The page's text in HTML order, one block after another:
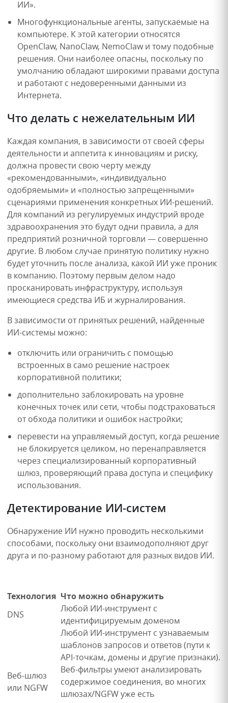
ИИ».
Многофункциональные агенты, запускаемые на
компьютере. К этой категории относятся
OpenClaw, NanoClaw, NemoClaw и тому подобные
решения. Они наиболее опасны, поскольку по
умолчанию обладают широкими правами доступа
и работают с недоверенными данными из
Интернета.
Что делать с нежелательным ИИ
Каждая компания, в зависимости от своей сферы
деятельности и аппетита к инновациям и риску,
должна провести свою черту между
«рекомендованными», «индивидуально
одобряемыми» и «полностью запрещенными»
сценариями применения конкретных ИИ-решений.
Для компаний из регулируемых индустрий вроде
здравоохранения это будут одни правила, а для
предприятий розничной торговли — совершенно
другие. В любом случае принятую политику нужно
будет уточнить после анализа, какой ИИ уже проник
в компанию. Поэтому первым делом надо
просканировать инфраструктуру, используя
имеющиеся средства ИБ и журналирования.
В зависимости от принятых решений, найденные
ИИ-системы можно:
отключить или ограничить с помощью
встроенных в само решение настроек
корпоративной политики;
дополнительно заблокировать на уровне
конечных точек или сети, чтобы подстраховаться
от обхода политики и ошибок настройки;
перевести на управляемый доступ, когда решение
не блокируется целиком, но перенаправляется
через специализированный корпоративный
шлюз, проверяющий права доступа и специфику
использования.
Детектирование ИИ-систем
Обнаружение ИИ нужно проводить несколькими
способами, поскольку они взаимодополняют друг
друга и по-разному работают для разных видов ИИ.
Технология Что можно обнаружить
DNS
Любой ИИ-инструмент с
идентифицируемым доменом
Веб-шлюз
или NGFW
Любой ИИ-инструмент с узнаваемым
шаблонов запросов и ответов (пути к
API-точкам, домены и другие признаки).
Веб-фильтры умеют анализировать
содержимое соединения, во многих
шлюзах/NGFW уже есть